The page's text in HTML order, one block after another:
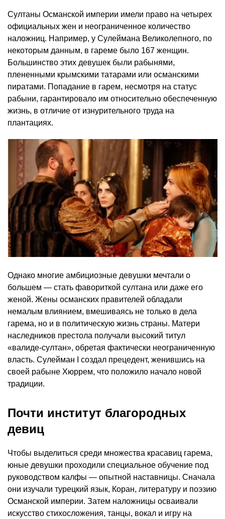
Султаны Османской империи имели право на четырех
официальных жен и неограниченное количество
наложниц. Например, у Сулеймана Великолепного, по
некоторым данным, в гареме было 167 женщин.
Большинство этих девушек были рабынями,
плененными крымскими татарами или османскими
пиратами. Попадание в гарем, несмотря на статус
рабыни, гарантировало им относительно обеспеченную
жизнь, в отличие от изнурительного труда на
плантациях.
Однако многие амбициозные девушки мечтали о
большем — стать фавориткой султана или даже его
женой. Жены османских правителей обладали
немалым влиянием, вмешиваясь не только в дела
гарема, но и в политическую жизнь страны. Матери
наследников престола получали высокий титул
«валиде-султан», обретая фактически неограниченную
власть. Сулейман I создал прецедент, женившись на
своей рабыне Хюррем, что положило начало новой
традиции.
Почти институт благородных
девиц
Чтобы выделиться среди множества красавиц гарема,
юные девушки проходили специальное обучение под
руководством калфы — опытной наставницы. Сначала
они изучали турецкий язык, Коран, литературу и поэзию
Османской империи. Затем наложницы осваивали
искусство стихосложения, танцы, вокал и игру на